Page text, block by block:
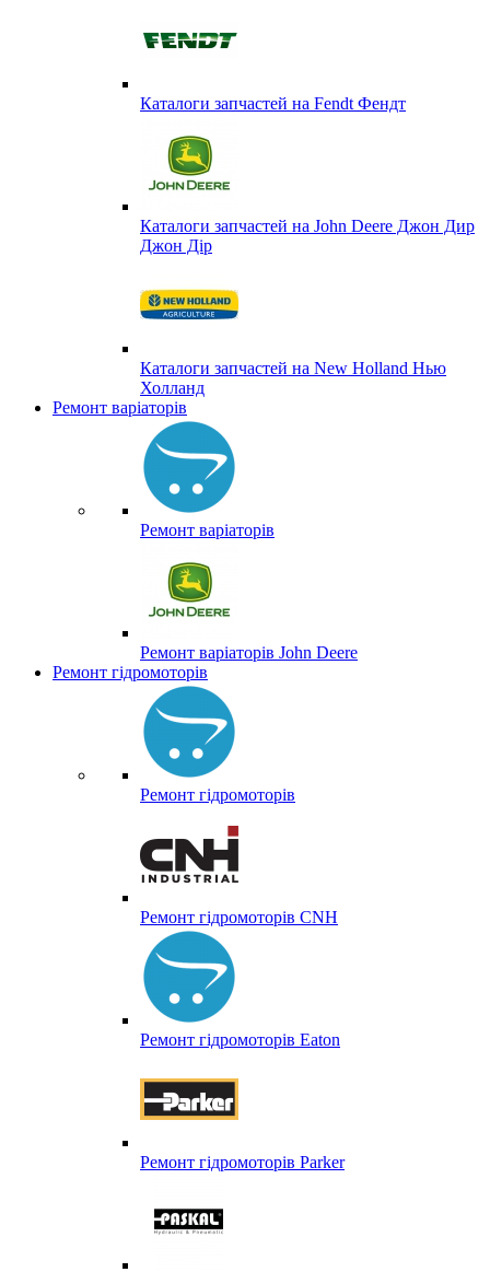
Каталоги запчастей на Fendt Фендт
Каталоги запчастей на John Deere Джон Дир
Джон Дір
Каталоги запчастей на New Holland Нью
Холланд
Ремонт варіаторів
Ремонт варіаторів
Ремонт варіаторів John Deere
Ремонт гідромоторів
Ремонт гідромоторів
Ремонт гідромоторів CNH
Ремонт гідромоторів Eaton
Ремонт гідромоторів Parker